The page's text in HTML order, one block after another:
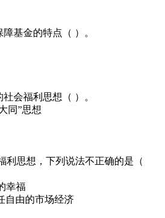
基金的特点（ ）。
会福利思想（ ）。
同”思想
利思想，下列说法不正确的是（
幸福
自由的市场经济